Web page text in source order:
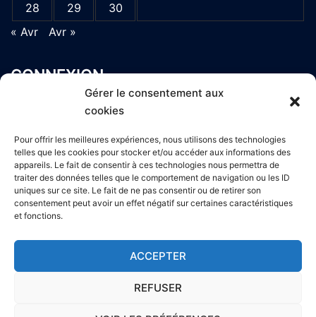
Gérer le consentement aux
cookies
Pour offrir les meilleures expériences, nous utilisons des technologies
telles que les cookies pour stocker et/ou accéder aux informations des
appareils. Le fait de consentir à ces technologies nous permettra de
traiter des données telles que le comportement de navigation ou les ID
uniques sur ce site. Le fait de ne pas consentir ou de retirer son
consentement peut avoir un effet négatif sur certaines caractéristiques
et fonctions.
ACCEPTER
REFUSER
28
29
30
« Avr
Avr »
CONNEXION
Flux des commentaires
Site de WordPress-FR
Sydney
Politiques de confidentialité et cookies